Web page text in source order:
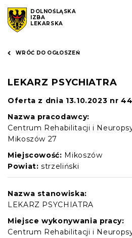
DOLNOŚLĄSKA
IZBA
LEKARSKA
WRÓĆ DO OGŁOSZEŃ
LEKARZ PSYCHIATRA
Oferta z dnia 13.10.2023 nr
Nazwa pracodawcy:
Centrum Rehabilitacji i
Mikoszów 27
Miejscowość: Mikoszów
Powiat: strzeliński
Nazwa stanowiska:
LEKARZ PSYCHIATRA
Miejsce wykonywania pracy:
Centrum Rehabilitacji i